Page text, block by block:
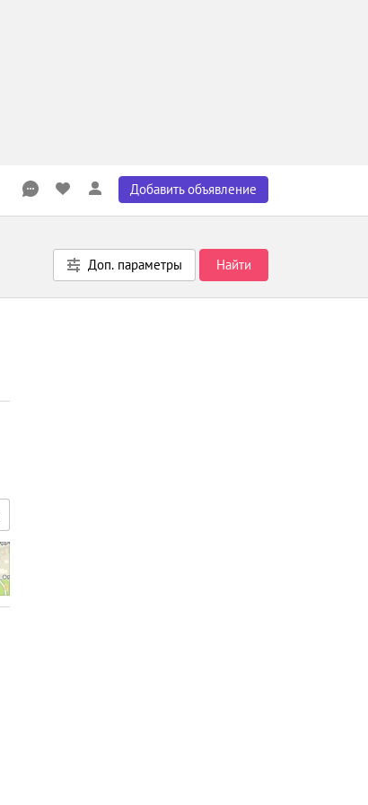
Добавить объявление
Доп. параметры Найти